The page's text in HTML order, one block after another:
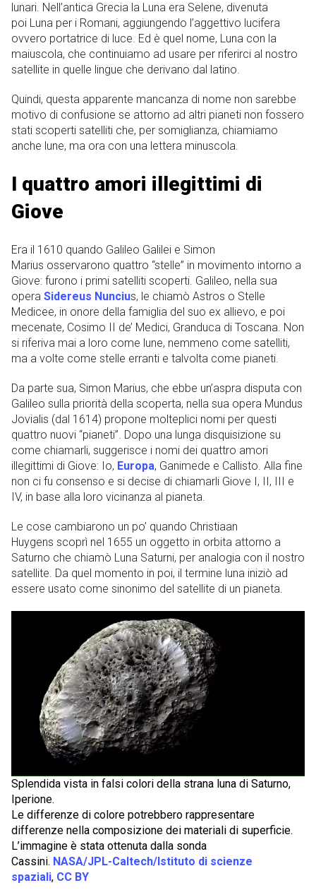
lunari. Nell’antica Grecia la Luna era Selene, divenuta
poi Luna per i Romani, aggiungendo l’aggettivo lucifera
ovvero portatrice di luce. Ed è quel nome, Luna con la
maiuscola, che continuiamo ad usare per riferirci al nostro
satellite in quelle lingue che derivano dal latino.
Quindi, questa apparente mancanza di nome non sarebbe
motivo di confusione se attorno ad altri pianeti non fossero
stati scoperti satelliti che, per somiglianza, chiamiamo
anche lune, ma ora con una lettera minuscola.
I quattro amori illegittimi di
Giove
Era il 1610 quando Galileo Galilei e Simon
Marius osservarono quattro “stelle” in movimento intorno a
Giove: furono i primi satelliti scoperti. Galileo, nella sua
opera Sidereus Nuncius, le chiamò Astros o Stelle
Medicee, in onore della famiglia del suo ex allievo, e poi
mecenate, Cosimo II de’ Medici, Granduca di Toscana. Non
si riferiva mai a loro come lune, nemmeno come satelliti,
ma a volte come stelle erranti e talvolta come pianeti.
Da parte sua, Simon Marius, che ebbe un’aspra disputa con
Galileo sulla priorità della scoperta, nella sua opera Mundus
Jovialis (dal 1614) propone molteplici nomi per questi
quattro nuovi “pianeti”. Dopo una lunga disquisizione su
come chiamarli, suggerisce i nomi dei quattro amori
illegittimi di Giove: Io, Europa, Ganimede e Callisto. Alla fine
non ci fu consenso e si decise di chiamarli Giove I, II, III e
IV, in base alla loro vicinanza al pianeta.
Le cose cambiarono un po’ quando Christiaan
Huygens scoprì nel 1655 un oggetto in orbita attorno a
Saturno che chiamò Luna Saturni, per analogia con il nostro
satellite. Da quel momento in poi, il termine luna iniziò ad
essere usato come sinonimo del satellite di un pianeta.
Splendida vista in falsi colori della strana luna di Saturno,
Iperione.
Le differenze di colore potrebbero rappresentare
differenze nella composizione dei materiali di superficie.
L’immagine è stata ottenuta dalla sonda
Cassini. NASA/JPL-Caltech/Istituto di scienze
spaziali, CC BY